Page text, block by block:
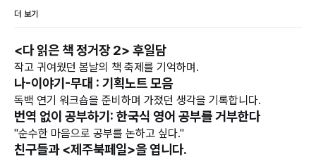
더 보기
<다 읽은 책 정거장 2> 후일담
작고 귀여웠던 봄날의 책 축제를 기억하며.
나-이야기-무대 : 기획노트 모음
독백 연기 워크숍을 준비하며 가졌던 생각을 기록합니다.
번역 없이 공부하기: 한국식 영어 공부를 거부한다
"순수한 마음으로 공부를 논하고 싶다."
친구들과 <제주북페일>을 엽니다.